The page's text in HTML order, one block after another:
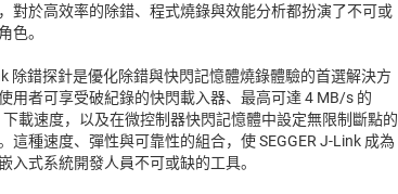
對於高效率的除錯、程式燒錄與效能分析都扮演了不可或
色。
除錯探針是優化除錯與快閃記憶體燒錄體驗的首選解決方
用者可享受破紀錄的快閃載入器、最高可達 4 MB/s 的
下載速度，以及在微控制器快閃記憶體中設定無限制斷點的
這種速度、彈性與可靠性的組合，使 SEGGER J-Link 成為
入式系統開發人員不可或缺的工具。